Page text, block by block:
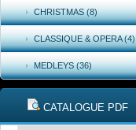
CHRISTMAS (8)
CLASSIQUE & OPERA (4)
MEDLEYS (36)
CATALOGUE PDF